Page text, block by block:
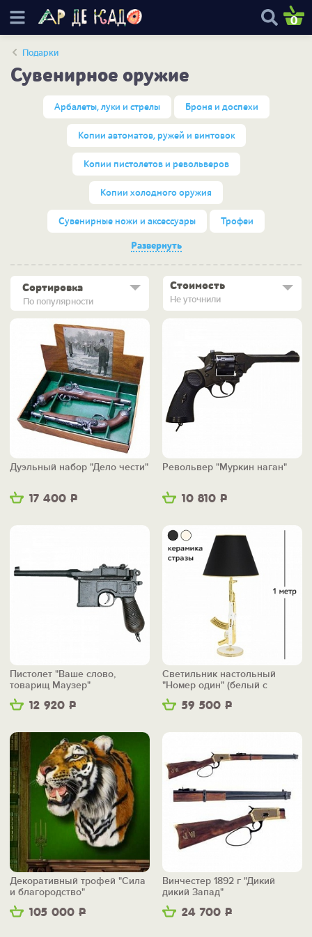
0
Подарки
Сувенирное оружие
Арбалеты, луки и стрелы Броня и доспехи
Копии автоматов, ружей и винтовок
Копии пистолетов и револьверов
Копии холодного оружия
Сувенирные ножи и аксессуары Трофеи
Развернуть
По популярности
Сортировка Стоимость
Не уточнили
17 400 Р
Дуэльный набор "Дело чести"
10 810 Р
Револьвер "Муркин наган"
12 920 Р
Пистолет "Ваше слово,
товарищ Маузер"
59 500 Р
Светильник настольный
"Номер один" (белый с
золотом)
105 000 Р
Декоративный трофей "Сила
и благородство"
24 700 Р
Винчестер 1892 г "Дикий
дикий Запад"